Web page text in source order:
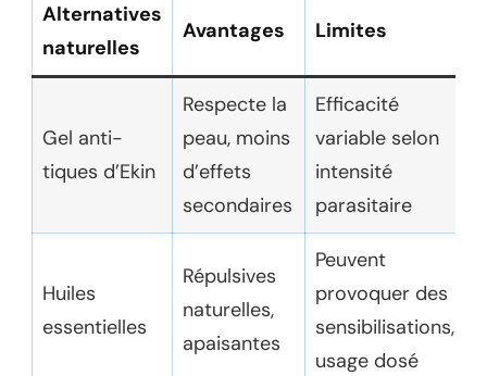
Alternatives
naturelles
Avantages Limites
Gel anti-
tiques d’Ekin
Respecte la
peau, moins
d’effets
secondaires
Efficacité
variable selon
intensité
parasitaire
Huiles
essentielles
Répulsives
naturelles,
apaisantes
Peuvent
provoquer des
sensibilisations,
usage dosé